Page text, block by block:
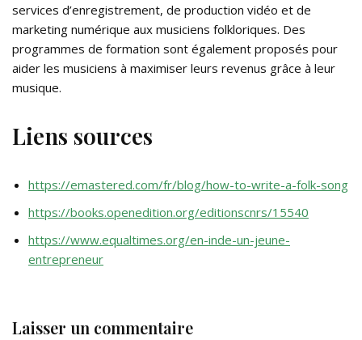
services d’enregistrement, de production vidéo et de
marketing numérique aux musiciens folkloriques. Des
programmes de formation sont également proposés pour
aider les musiciens à maximiser leurs revenus grâce à leur
musique.
Liens sources
https://emastered.com/fr/blog/how-to-write-a-folk-song
https://books.openedition.org/editionscnrs/15540
https://www.equaltimes.org/en-inde-un-jeune-
entrepreneur
Laisser un commentaire